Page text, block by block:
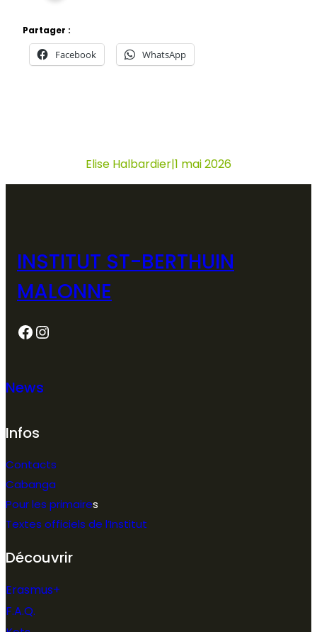
Partager :
Facebook WhatsApp
Elise Halbardier|1 mai 2026
INSTITUT ST-BERTHUIN
MALONNE
Facebook Instagram
News
Infos
Contacts
Cabanga
Pour les primaires
Textes officiels de l’Institut
Découvrir
Erasmus+
F.A.Q.